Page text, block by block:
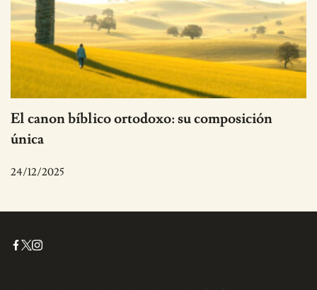
El canon bíblico ortodoxo: su composición
única
24/12/2025